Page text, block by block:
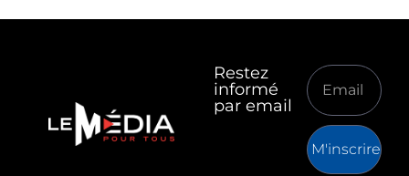
Restez
informé
par email
M'inscrire